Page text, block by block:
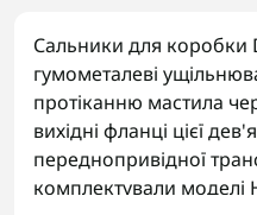
Сальники для коробки
гумометалеві
протіканню мастила
вихідні фланці цієї
переднопривідної
комплектували моделі